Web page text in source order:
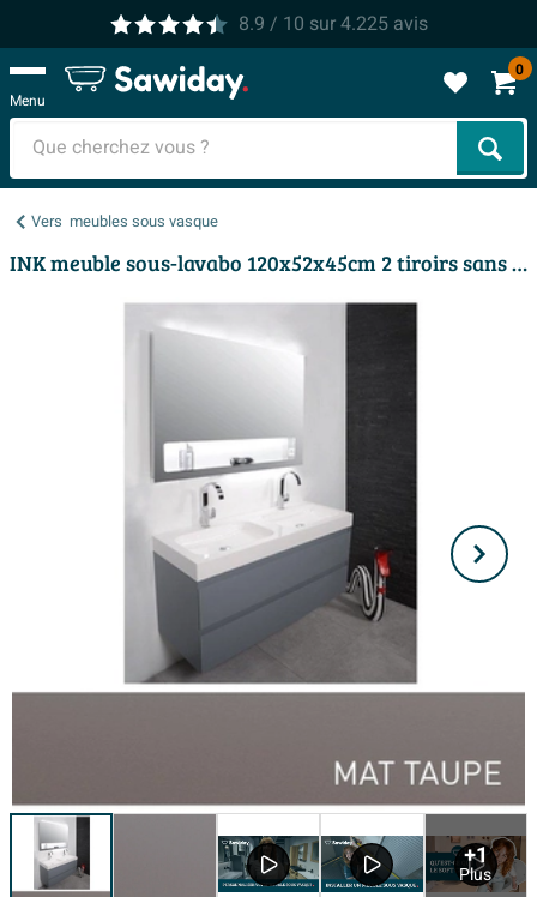
8.9 / 10 sur4.225 avis
Menu
0
Vers meubles sous vasque
INK meuble sous-lavabo 120x52x45cm 2 tiroirs sans poignée laqué
+1
Plus